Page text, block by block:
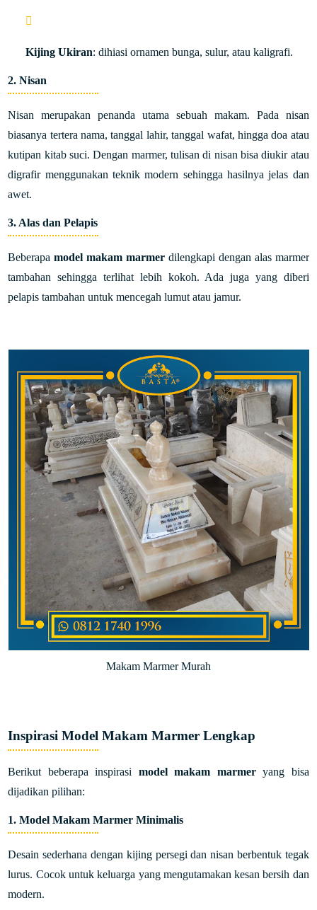
Kijing Ukiran: dihiasi ornamen bunga, sulur, atau kaligrafi.
2. Nisan
Nisan merupakan penanda utama sebuah makam. Pada nisan
biasanya tertera nama, tanggal lahir, tanggal wafat, hingga doa atau
kutipan kitab suci. Dengan marmer, tulisan di nisan bisa diukir atau
digrafir menggunakan teknik modern sehingga hasilnya jelas dan
awet.
3. Alas dan Pelapis
Beberapamodel makam marmer dilengkapi dengan alas marmer
tambahan sehingga terlihat lebih kokoh. Ada juga yang diberi
pelapis tambahan untuk mencegah lumut atau jamur.
Makam Marmer Murah
Inspirasi Model Makam Marmer Lengkap
Berikut beberapa inspirasi model makam marmeryang bisa
dijadikan pilihan:
1. Model Makam Marmer Minimalis
Desain sederhana dengan kijing persegi dan nisan berbentuk tegak
lurus. Cocok untuk keluarga yang mengutamakan kesan bersih dan
modern.